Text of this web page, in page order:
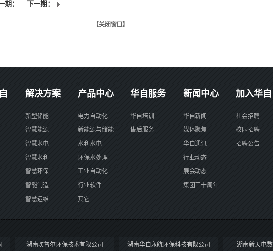
期： 下一期：
【关闭窗口】
解决方案
新型储能
智慧能源
智慧水电
智慧水利
智慧环保
智能制造
智慧运维
产品中心
电力自动化
新能源与储能
水利水电
环保水处理
工业自动化
行业软件
其它
华自服务
华自培训
售后服务
新闻中心
华自新闻
媒体聚焦
华自通讯
行业动态
展会动态
集团三十周年
加入华自
社会招聘
校园招聘
招聘公告
湖南坎普尔环保技术有限公司 湖南华自永航环保科技有限公司 湖南新天电